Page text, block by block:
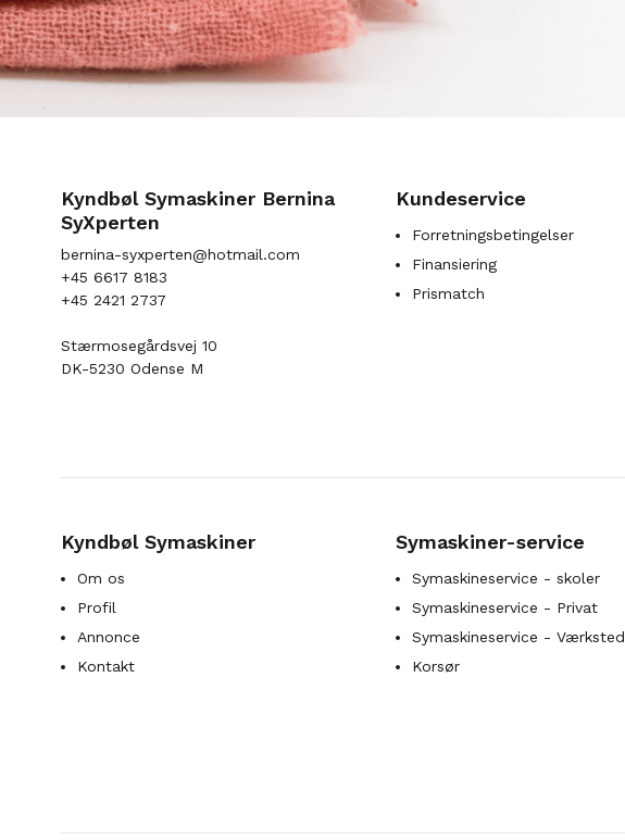
Kyndbøl Symaskiner Bernina
SyXperten
bernina-syxperten@hotmail.com
+45 6617 8183
+45 2421 2737
Stærmosegårdsvej 10
DK-5230 Odense M
Kundeservice
Forretningsbetingelser
Finansiering
Prismatch
Kyndbøl Symaskiner
Om os
Profil
Annonce
Kontakt
Symaskiner-service
Symaskineservice - skoler
Symaskineservice - Privat
Symaskineservice - Værksted
Korsør